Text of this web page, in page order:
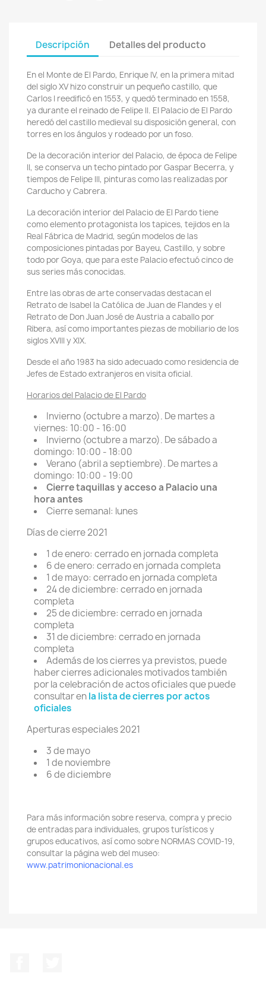
Descripción Detalles del producto
En el Monte de El Pardo, Enrique IV, en la primera mitad
del siglo XV hizo construir un pequeño castillo, que
Carlos I reedificó en 1553, y quedó terminado en 1558,
ya durante el reinado de Felipe II. El Palacio de El Pardo
heredó del castillo medieval su disposición general, con
torres en los ángulos y rodeado por un foso.
De la decoración interior del Palacio, de época de Felipe
II, se conserva un techo pintado por Gaspar Becerra, y
tiempos de Felipe III, pinturas como las realizadas por
Carducho y Cabrera.
La decoración interior del Palacio de El Pardo tiene
como elemento protagonista los tapices, tejidos en la
Real Fábrica de Madrid, según modelos de las
composiciones pintadas por Bayeu, Castillo, y sobre
todo por Goya, que para este Palacio efectuó cinco de
sus series más conocidas.
Entre las obras de arte conservadas destacan el
Retrato de Isabel la Católica de Juan de Flandes y el
Retrato de Don Juan José de Austria a caballo por
Ribera, así como importantes piezas de mobiliario de los
siglos XVIII y XIX.
Desde el año 1983 ha sido adecuado como residencia de
Jefes de Estado extranjeros en visita oficial.
Horarios del Palacio de El Pardo
Invierno (octubre a marzo). De martes a
viernes: 10:00 - 16:00
Invierno (octubre a marzo). De sábado a
domingo: 10:00 - 18:00
Verano (abril a septiembre). De martes a
domingo: 10:00 - 19:00
Cierre taquillas y acceso a Palacio una
hora antes
Cierre semanal: lunes
Días de cierre 2021
1 de enero: cerrado en jornada completa
6 de enero: cerrado en jornada completa
1 de mayo: cerrado en jornada completa
24 de diciembre: cerrado en jornada
completa
25 de diciembre: cerrado en jornada
completa
31 de diciembre: cerrado en jornada
completa
Además de los cierres ya previstos, puede
haber cierres adicionales motivados también
por la celebración de actos oficiales que puede
consultar enla lista de cierres por actos
oficiales
Aperturas especiales 2021
3 de mayo
1 de noviembre
6 de diciembre
Para más información sobre reserva, compra y precio
de entradas para individuales, grupos turísticos y
grupos educativos, así como sobre NORMAS COVID-19,
consultar la página web del museo:
www.patrimonionacional.es